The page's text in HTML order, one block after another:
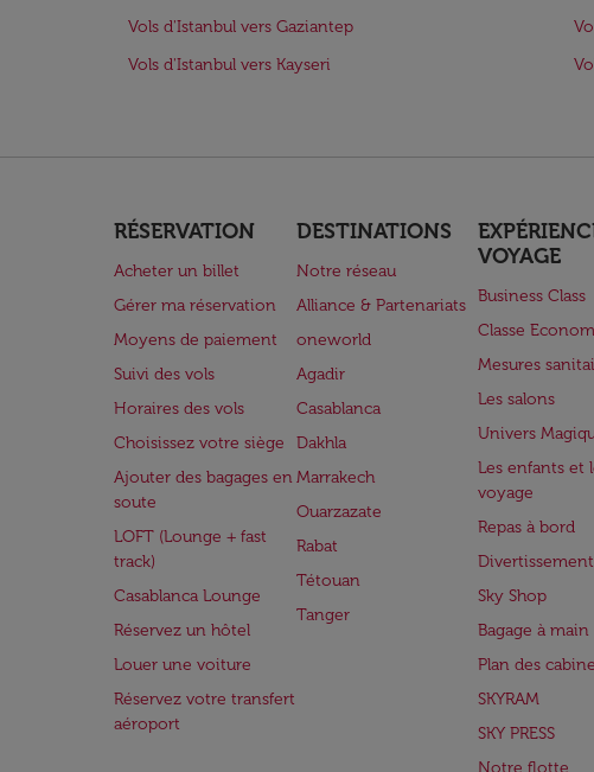
Vols d'Istanbul vers Gaziantep
Vols d'Istanbul vers Kayseri
RÉSERVATION
Acheter un billet
Gérer ma réservation
Moyens de paiement
Suivi des vols
Horaires des vols
Choisissez votre siège
Ajouter des bagages en
soute
LOFT (Lounge + fast
track)
Casablanca Lounge
Réservez un hôtel
Louer une voiture
Réservez votre transfert
aéroport
DESTINATIONS
Notre réseau
Alliance & Partenariats
oneworld
Agadir
Casablanca
Dakhla
Marrakech
Ouarzazate
Rabat
Tétouan
Tanger
VOYAGE
Business Class
Classe
Mesures
Les salons
Univers
Les enfants et
voyage
Repas à bord
Divertissement
Sky Shop
Bagage à main
Plan des
SKYRAM
SKY PRESS
Notre flotte